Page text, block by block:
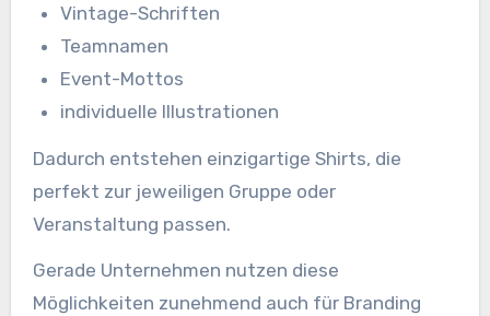
Vintage-Schriften
Teamnamen
Event-Mottos
individuelle Illustrationen
Dadurch entstehen einzigartige Shirts, die
perfekt zur jeweiligen Gruppe oder
Veranstaltung passen.
Gerade Unternehmen nutzen diese
Möglichkeiten zunehmend auch für Branding